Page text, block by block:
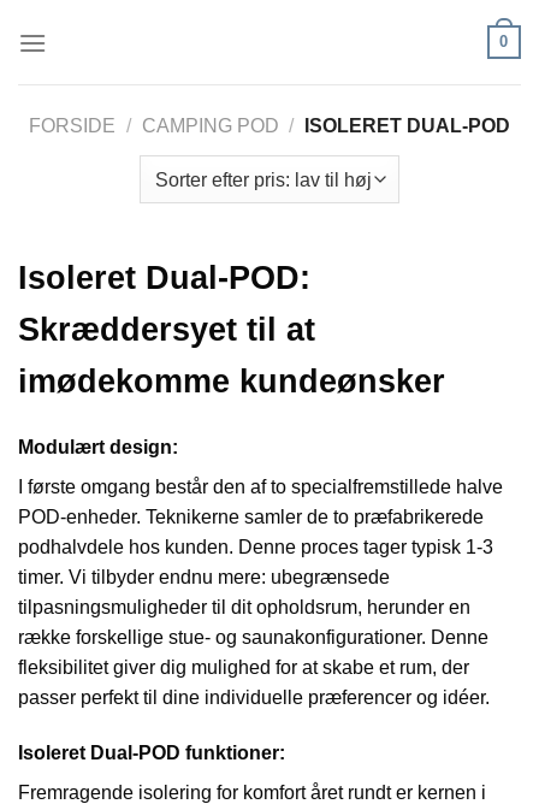
0
FORSIDE / CAMPING POD / ISOLERET DUAL-POD
Isoleret Dual-POD:
Skræddersyet til at
imødekomme kundeønsker
Modulært design:
I første omgang består den af to specialfremstillede halve
POD-enheder. Teknikerne samler de to præfabrikerede
podhalvdele hos kunden. Denne proces tager typisk 1-3
timer. Vi tilbyder endnu mere: ubegrænsede
tilpasningsmuligheder til dit opholdsrum, herunder en
række forskellige stue- og saunakonfigurationer. Denne
fleksibilitet giver dig mulighed for at skabe et rum, der
passer perfekt til dine individuelle præferencer og idéer.
Isoleret Dual-POD funktioner:
Fremragende isolering for komfort året rundt er kernen i